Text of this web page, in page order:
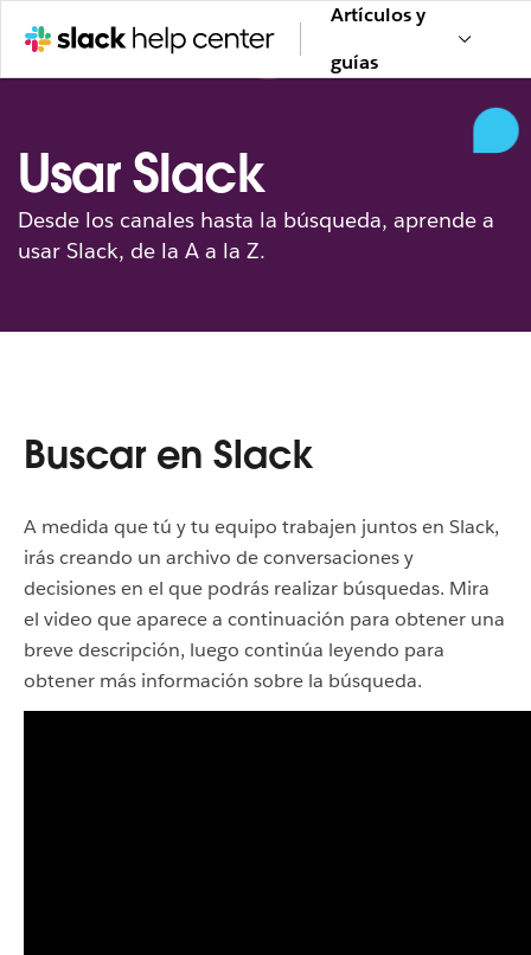
Artículos y
guías
Usar Slack
Desde los canales hasta la búsqueda, aprende a
usar Slack, de la A a la Z.
Buscar en Slack
A medida que tú y tu equipo trabajen juntos en Slack,
irás creando un archivo de conversaciones y
decisiones en el que podrás realizar búsquedas. Mira
el video que aparece a continuación para obtener una
breve descripción, luego continúa leyendo para
obtener más información sobre la búsqueda.